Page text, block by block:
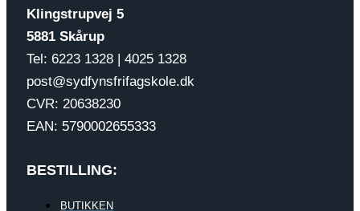
Klingstrupvej 5
5881 Skårup
Tel: 6223 1328 | 4025 1328
post@sydfynsfrifagskole.dk
CVR: 20638230
EAN: 5790002655333
BESTILLING:
BUTIKKEN